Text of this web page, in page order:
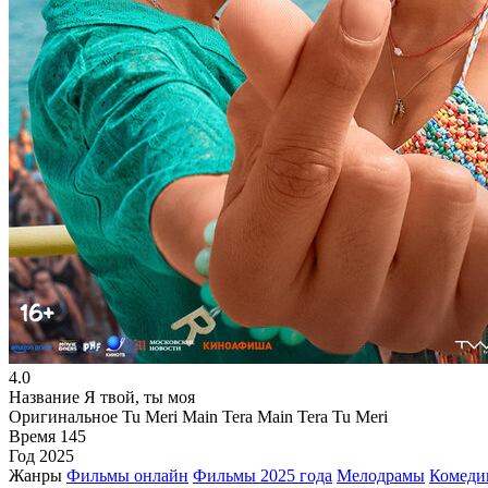
4.0
Название Я твой, ты моя
Оригинальное Tu Meri Main Tera Main Tera Tu Meri
Время 145
Год 2025
Жанры Фильмы онлайн Фильмы 2025 года Мелодрамы